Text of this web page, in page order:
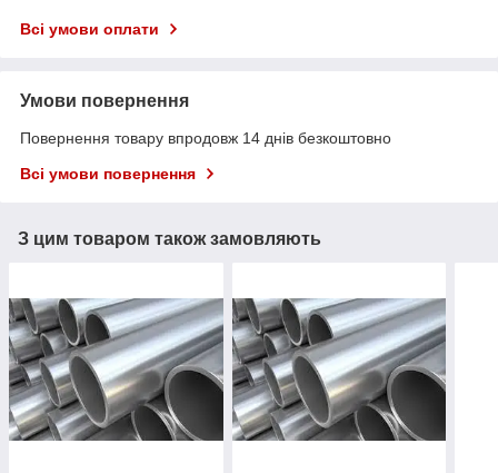
Всі умови оплати
Умови повернення
Повернення товару впродовж 14 днів безкоштовно
Всі умови повернення
З цим товаром також замовляють